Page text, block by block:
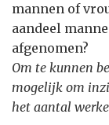
mannen of
aandeel
afgenomen?
Om te kunnen
mogelijk om
het aantal